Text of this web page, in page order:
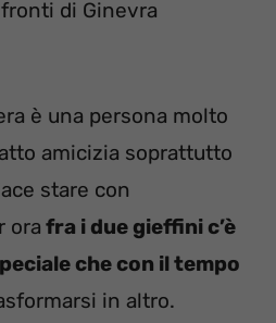
di Ginevra
è una persona molto
amicizia soprattutto
stare con
ora fra i due gieffini c’è
che con il tempo
in altro.